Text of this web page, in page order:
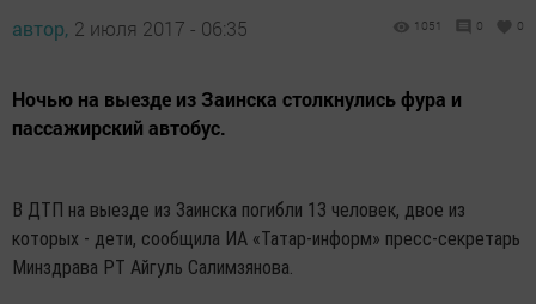
автор, 2 июля 2017 - 06:35 1051 0 0
Ночью на выезде из Заинска столкнулись фура и
пассажирский автобус.
В ДТП на выезде из Заинска погибли 13 человек, двое из
которых - дети, сообщила ИА «Татар-информ» пресс-секретарь
Минздрава РТ Айгуль Салимзянова.